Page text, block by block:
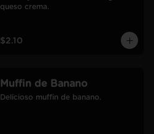
queso crema.
$2.10
Muffin de Banano
Delicioso muffin de banano.